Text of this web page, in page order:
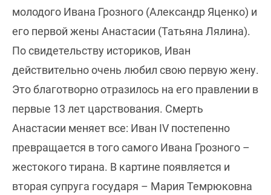
молодого Ивана Грозного (Александр Яценко) и
его первой жены Анастасии (Татьяна Лялина).
По свидетельству историков, Иван
действительно очень любил свою первую жену.
Это благотворно отразилось на его правлении в
первые 13 лет царствования. Смерть
Анастасии меняет все: Иван IV постепенно
превращается в того самого Ивана Грозного –
жестокого тирана. В картине появляется и
вторая супруга государя – Мария Темрюковна